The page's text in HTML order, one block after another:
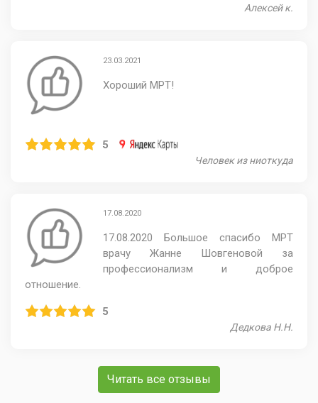
Алексей к.
23.03.2021
Хороший МРТ!
5
Человек из ниоткуда
17.08.2020
17.08.2020 Большое спасибо МРТ
врачу Жанне Шовгеновой за
профессионализм и доброе
отношение.
5
Дедкова Н.Н.
Читать все отзывы